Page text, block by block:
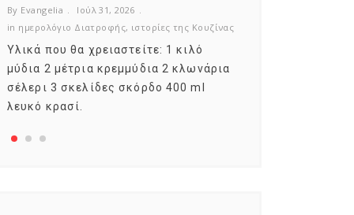
By Evangelia
Ιούλ 31, 2026
in ημερολόγιο Διατροφής, ιστορίες της Κουζίνας
Υλικά που θα χρειαστείτε: 1 κιλό
μύδια 2 μέτρια κρεμμύδια 2 κλωνάρια
σέλερι 3 σκελίδες σκόρδο 400 ml
λευκό κρασί.